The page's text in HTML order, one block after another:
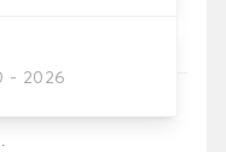
- 2026